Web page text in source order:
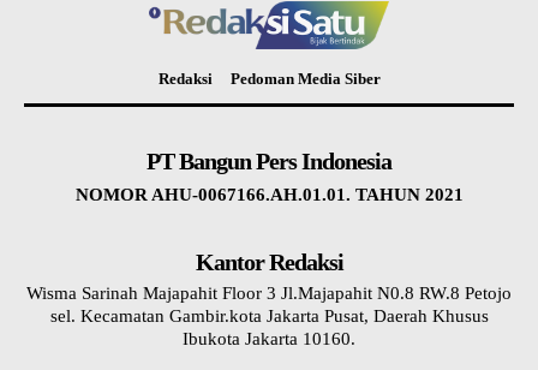
Redaksi Pedoman Media Siber
PT Bangun Pers Indonesia
NOMOR AHU-0067166.AH.01.01. TAHUN 2021
Kantor Redaksi
Wisma Sarinah Majapahit Floor 3 Jl.Majapahit N0.8 RW.8 Petojo
sel. Kecamatan Gambir.kota Jakarta Pusat, Daerah Khusus
Ibukota Jakarta 10160.